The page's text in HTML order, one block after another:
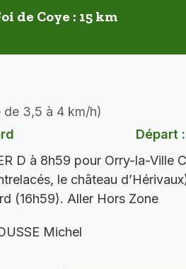
de Coye : 15 km
de 3,5 à 4 km/h)
Départ
D à 8h59 pour Orry-la-Ville
le château
(16h59). Aller Hors Zone
Michel